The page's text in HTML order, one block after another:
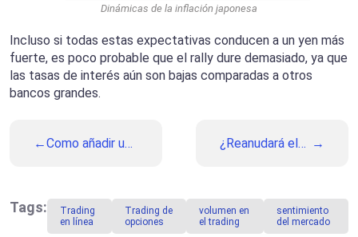
Dinámicas de la inflación japonesa
Incluso si todas estas expectativas conducen a un yen más
fuerte, es poco probable que el rally dure demasiado, ya que
las tasas de interés aún son bajas comparadas a otros
bancos grandes.
Como añadir un
Una guía
detallada
¿Reanudará el
Tags:
Trading
en línea
Trading de
opciones
volumen en
el trading
sentimiento
del mercado